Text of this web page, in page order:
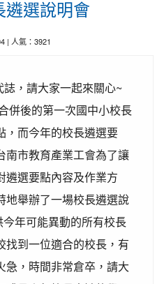
遴選說明會
| 人氣：3921
大家一起來關心~
後的第一次國中小校長
，而今年的校長遴選要
南市教育產業工會為了讓
遴選要點內容及作業方
地舉辦了一場校長遴選說
年可能異動的所有校長
找到一位適合的校長，有
急，時間非常倉卒，請大